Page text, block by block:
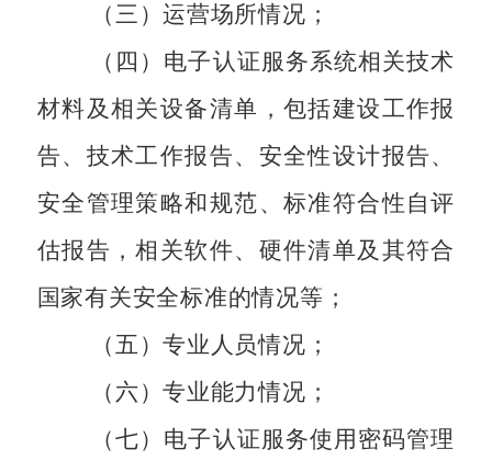
（三）运营场所情况；
（四）电子认证服务系统相关技术
材料及相关设备清单，包括建设工作报
告、技术工作报告、安全性设计报告、
安全管理策略和规范、标准符合性自评
估报告，相关软件、硬件清单及其符合
国家有关安全标准的情况等；
（五）专业人员情况；
（六）专业能力情况；
（七）电子认证服务使用密码管理